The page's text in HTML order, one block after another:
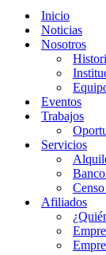
Inicio
Noticias
Nosotros
Eventos
Trabajos
Servicios
Afiliados